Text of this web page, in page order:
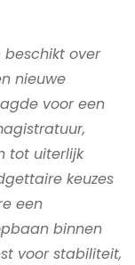
beschikt over
nieuwe
voor een
tot uiterlijk
keuzes
een
binnen
voor stabiliteit,